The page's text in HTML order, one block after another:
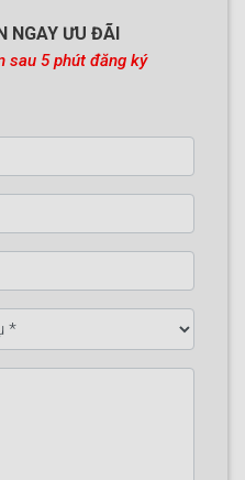
NGAY ƯU ĐÃI
sau 5 phút đăng ký